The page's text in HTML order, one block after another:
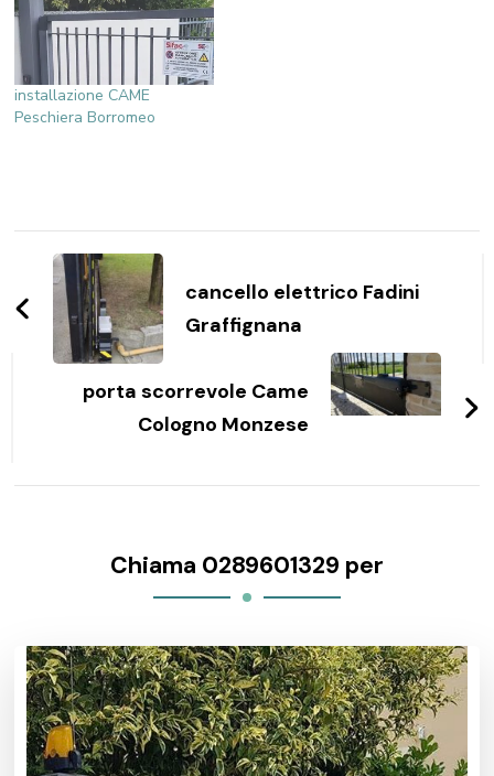
installazione CAME
Peschiera Borromeo
Navigazione
articoli
cancello elettrico Fadini
Graffignana
porta scorrevole Came
Cologno Monzese
Chiama 0289601329 per